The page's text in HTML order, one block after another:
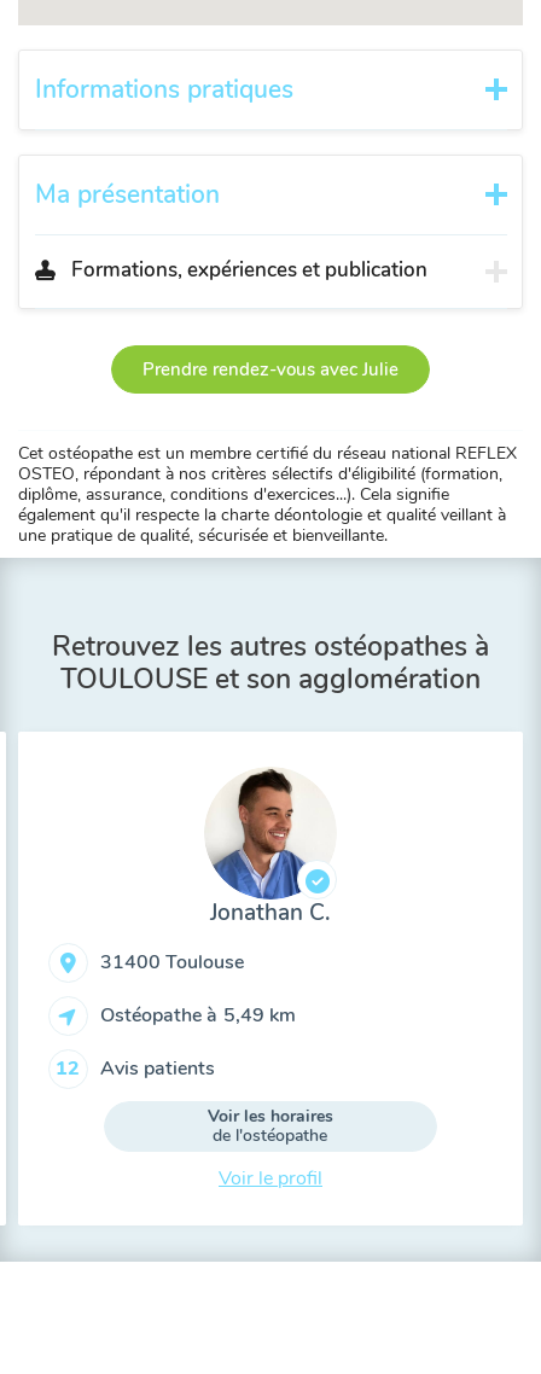
Informations pratiques
Ma présentation
Formations, expériences et publication
Prendre rendez-vous avec Julie
Cet ostéopathe est un membre certifié du réseau national REFLEX
OSTEO, répondant à nos critères sélectifs d'éligibilité (formation,
diplôme, assurance, conditions d'exercices...). Cela signifie
également qu'il respecte la charte déontologie et qualité veillant à
une pratique de qualité, sécurisée et bienveillante.
Retrouvez les autres ostéopathes à
TOULOUSE et son agglomération
Jonathan C.
31400 Toulouse
Ostéopathe à 5,49 km
12 Avis patients
Voir les horaires
de l'ostéopathe
Voir le profil